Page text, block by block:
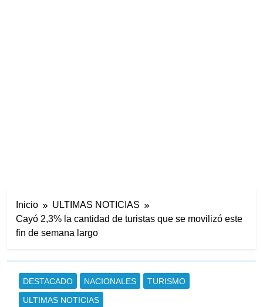
Inicio
ULTIMAS NOTICIAS
Cayó 2,3% la cantidad de turistas que se movilizó este
fin de semana largo
DESTACADO NACIONALES
TURISMO
ULTIMAS NOTICIAS